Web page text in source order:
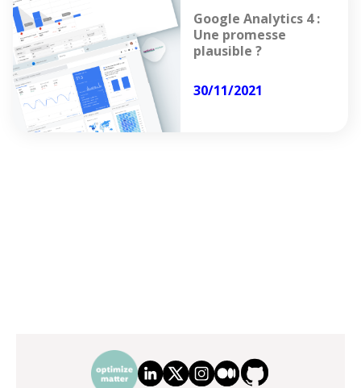
Google Analytics 4 :
Une promesse
plausible ?
30/11/2021